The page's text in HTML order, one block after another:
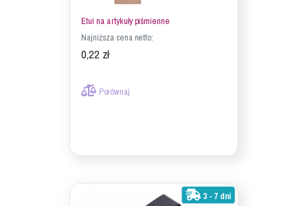
Etui na artykuły piśmienne
Najniższa cena netto:
0,22 zł
Porównaj
3 - 7 dni